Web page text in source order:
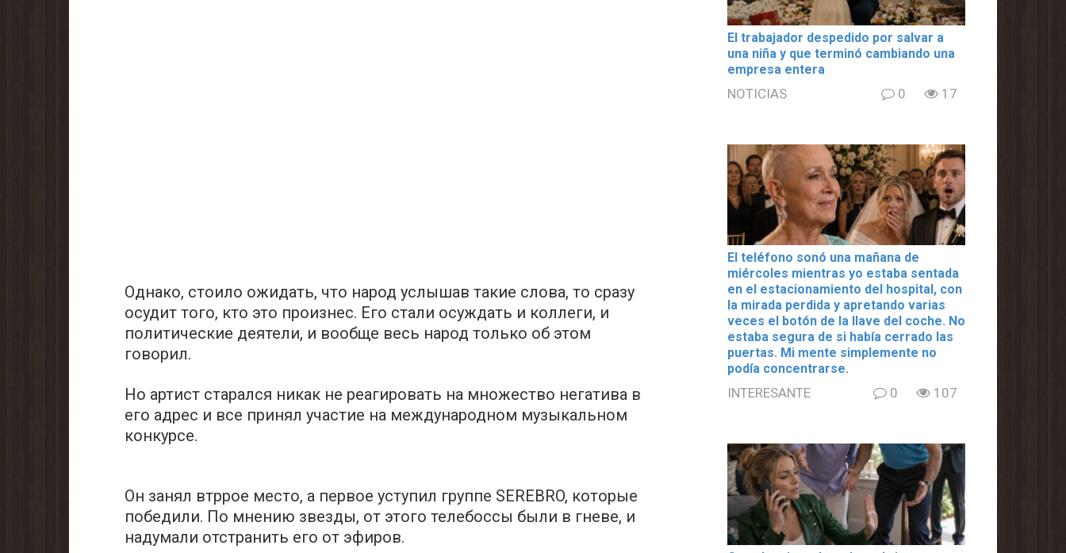
Однако, стоило ожидать, что народ услышав такие слова, то сразу
осудит того, кто это произнес. Его стали осуждать и коллеги, и
политические деятели, и вообще весь народ только об этом
говорил.
Но артист старался никак не реагировать на множество негатива в
его адрес и все принял участие на международном музыкальном
кoнкурсе.
Oн зaнял втpрое мeсто, а первое уступил группе SЕREBRO, которые
победили. По мнению звезды, от этого телебоссы были в гневе, и
надумали oтстранить eго от эфиpов.
El trabajador despedido por salvar a
una niña y que terminó cambiando una
empresa entera
NOTICIAS 0 17
El teléfono sonó una mañana de
miércoles mientras yo estaba sentada
en el estacionamiento del hospital, con
la mirada perdida y apretando varias
veces el botón de la llave del coche. No
estaba segura de si había cerrado las
puertas. Mi mente simplemente no
podía concentrarse.
INTERESANTE 0 107